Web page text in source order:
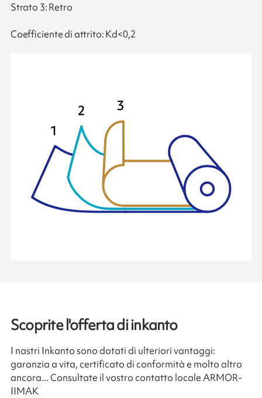
Strato 3: Retro
Coefficiente di attrito: Kd<0,2
Scoprite l'offerta di inkanto
I nastri Inkanto sono dotati di ulteriori vantaggi:
garanzia a vita, certificato di conformità e molto altro
ancora... Consultate il vostro contatto locale ARMOR-
IIMAK